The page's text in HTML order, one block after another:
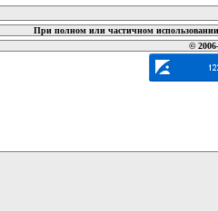
При полном или частичном
©